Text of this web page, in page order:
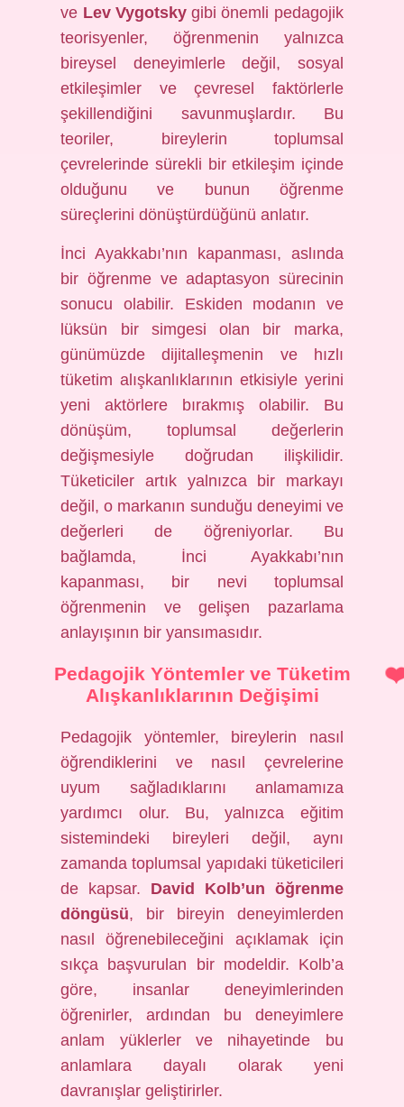
ve Lev Vygotskygibi önemli pedagojik
teorisyenler, öğrenmenin yalnızca
bireysel deneyimlerle değil, sosyal
etkileşimler ve çevresel faktörlerle
şekillendiğini savunmuşlardır. Bu
teoriler, bireylerin toplumsal
çevrelerinde sürekli bir etkileşim içinde
olduğunu ve bunun öğrenme
süreçlerini dönüştürdüğünü anlatır.
İnci Ayakkabı’nın kapanması, aslında
bir öğrenme ve adaptasyon sürecinin
sonucu olabilir. Eskiden modanın ve
lüksün bir simgesi olan bir marka,
günümüzde dijitalleşmenin ve hızlı
tüketim alışkanlıklarının etkisiyle yerini
yeni aktörlere bırakmış olabilir. Bu
dönüşüm, toplumsal değerlerin
değişmesiyle doğrudan ilişkilidir.
Tüketiciler artık yalnızca bir markayı
değil, o markanın sunduğu deneyimi ve
değerleri de öğreniyorlar. Bu
bağlamda, İnci Ayakkabı’nın
kapanması, bir nevi toplumsal
öğrenmenin ve gelişen pazarlama
anlayışının bir yansımasıdır.
Pedagojik Yöntemler ve Tüketim
Alışkanlıklarının Değişimi
Pedagojik yöntemler, bireylerin nasıl
öğrendiklerini ve nasıl çevrelerine
uyum sağladıklarını anlamamıza
yardımcı olur. Bu, yalnızca eğitim
sistemindeki bireyleri değil, aynı
zamanda toplumsal yapıdaki tüketicileri
de kapsar. David Kolb’un öğrenme
döngüsü, bir bireyin deneyimlerden
nasıl öğrenebileceğini açıklamak için
sıkça başvurulan bir modeldir. Kolb’a
göre, insanlar deneyimlerinden
öğrenirler, ardından bu deneyimlere
anlam yüklerler ve nihayetinde bu
anlamlara dayalı olarak yeni
davranışlar geliştirirler.